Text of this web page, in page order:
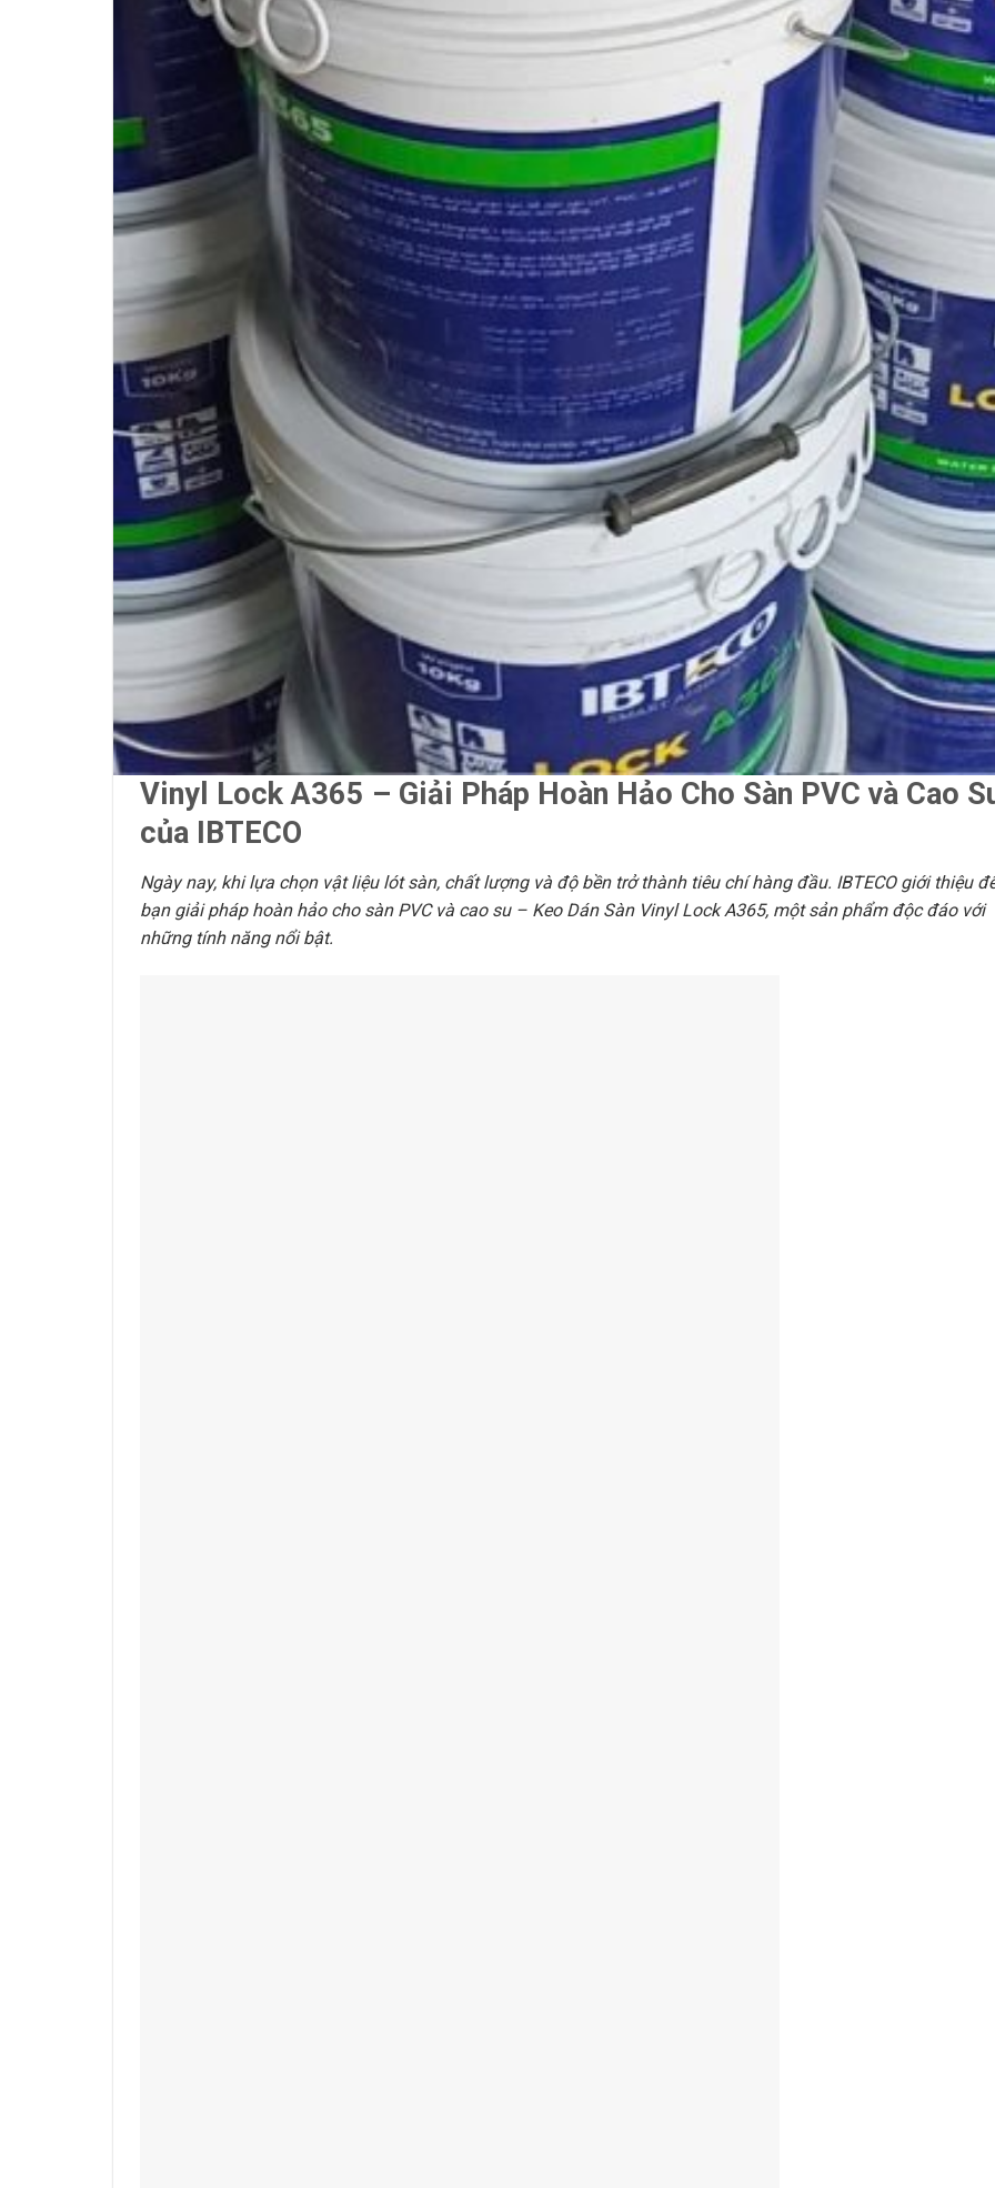
Vinyl Lock A365 – Giải Pháp Hoàn Hảo Cho Sàn PVC và Cao
của IBTECO
Ngày nay, khi lựa chọn vật liệu lót sàn, chất lượng và độ bền trở thành tiêu chí hàng đầu. IBTECO giới thiệu
bạn giải pháp hoàn hảo cho sàn PVC và cao su – Keo Dán Sàn Vinyl Lock A365, một sản phẩm độc đáo với
những tính năng nổi bật.